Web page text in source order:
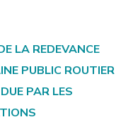
LA REDEVANCE
PUBLIC ROUTIER
PAR LES